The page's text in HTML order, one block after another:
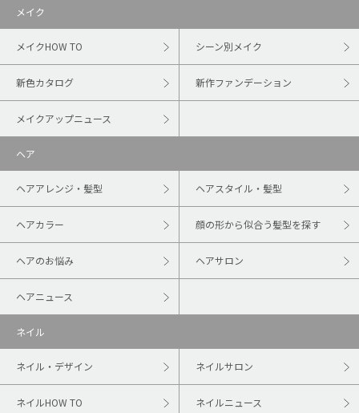
メイク
メイクHOW TO シーン別メイク
新色カタログ 新作ファンデーション
メイクアップニュース
ヘア
ヘアアレンジ・髪型 ヘアスタイル・髪型
ヘアカラー 顔の形から似合う髪型を探す
ヘアのお悩み ヘアサロン
ヘアニュース
ネイル
ネイル・デザイン ネイルサロン
ネイルHOW TO ネイルニュース